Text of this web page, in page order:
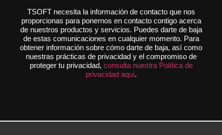
TSOFT necesita la información de contacto que nos
proporcionas para ponernos en contacto contigo acerca
de nuestros productos y servicios. Puedes darte de baja
de estas comunicaciones en cualquier momento. Para
obtener información sobre cómo darte de baja, así como
nuestras prácticas de privacidad y el compromiso de
proteger tu privacidad, consulta nuestra Política de
privacidad aquí.